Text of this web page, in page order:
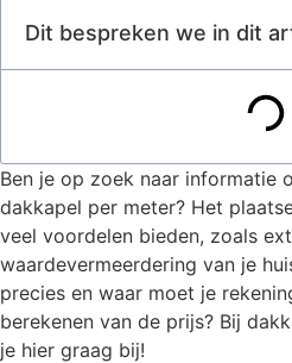
Dit bespreken we in dit
Ben je op zoek naar informatie
dakkapel per meter? Het
veel voordelen bieden, zoals
waardevermeerdering van je
precies en waar moet je
berekenen van de prijs? Bij
je hier graag bij!